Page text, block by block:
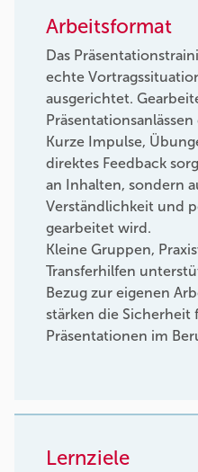
Arbeitsformat
Das
echte
ausgerichtet.
Kurze Impulse,
direktes Feedback
an Inhalten, sondern
Verständlichkeit und
gearbeitet wird.
Kleine Gruppen,
Transferhilfen
Bezug zur eigenen
stärken die Sicherheit
Präsentationen im
Lernziele